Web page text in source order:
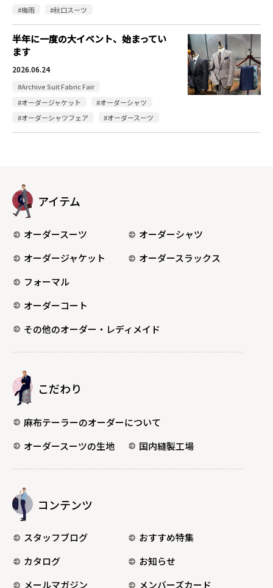
#梅雨
#秋口スーツ
半年に一度の大イベント、始まってい
ます
2026.06.24
#Archive Suit Fabric Fair
#オーダージャケット
#オーダーシャツ
#オーダーシャツフェア
#オーダースーツ
アイテム
オーダースーツ
オーダーシャツ
オーダージャケット
オーダースラックス
フォーマル
オーダーコート
その他のオーダー・レディメイド
こだわり
麻布テーラーのオーダーについて
オーダースーツの生地
国内縫製工場
コンテンツ
スタッフブログ
おすすめ特集
カタログ
お知らせ
メールマガジン
メンバーズカード